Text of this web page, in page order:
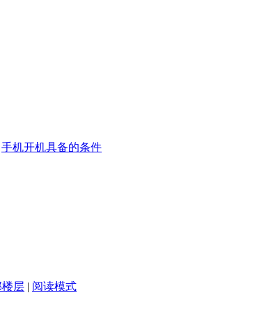
手机开机具备的条件
楼层 | 阅读模式